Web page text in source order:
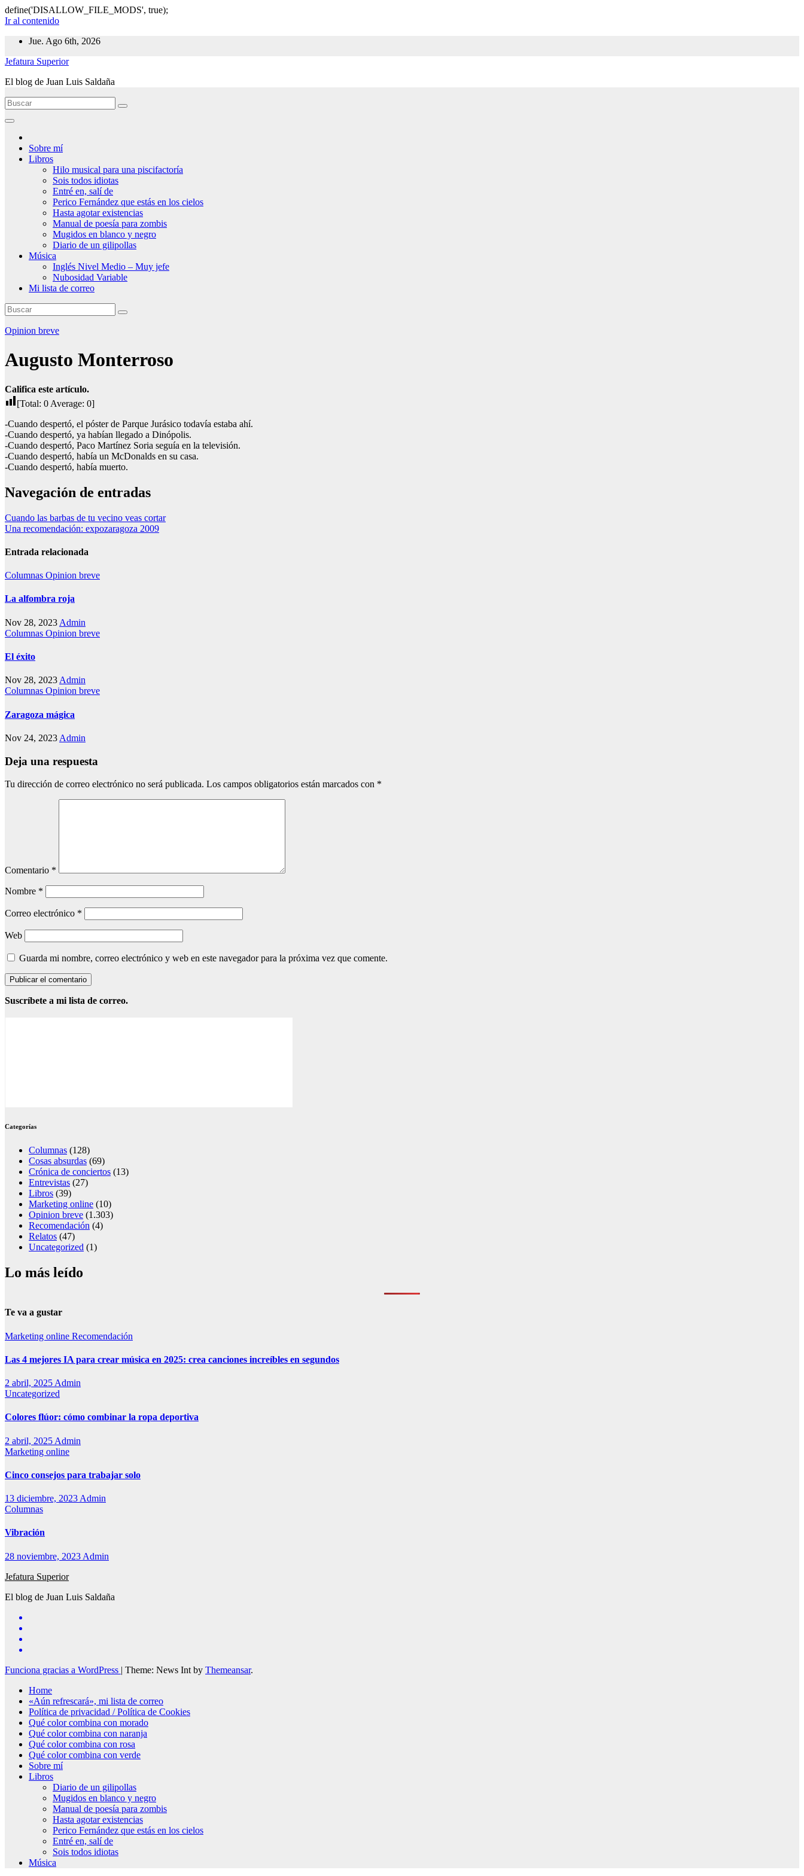
define('DISALLOW_FILE_MODS', true);
Ir al contenido
Jue. Ago 6th, 2026
Jefatura Superior
El blog de Juan Luis Saldaña
Sobre mí
Libros
Hilo musical para una piscifactoría
Sois todos idiotas
Entré en, salí de
Perico Fernández que estás en los cielos
Hasta agotar existencias
Manual de poesía para zombis
Mugidos en blanco y negro
Diario de un gilipollas
Música
Inglés Nivel Medio – Muy jefe
Nubosidad Variable
Mi lista de correo
Opinion breve
Augusto Monterroso
Califica este artículo.
[Total: 0 Average: 0]
-Cuando despertó, el póster de Parque Jurásico todavía estaba ahí.
-Cuando despertó, ya habían llegado a Dinópolis.
-Cuando despertó, Paco Martínez Soria seguía en la televisión.
-Cuando despertó, había un McDonalds en su casa.
-Cuando despertó, había muerto.
Navegación de entradas
Cuando las barbas de tu vecino veas cortar
Una recomendación: expozaragoza 2009
Entrada relacionada
Columnas Opinion breve
La alfombra roja
Nov 28, 2023 Admin
Columnas Opinion breve
El éxito
Nov 28, 2023 Admin
Columnas Opinion breve
Zaragoza mágica
Nov 24, 2023 Admin
Deja una respuesta
Tu dirección de correo electrónico no será publicada. Los campos obligatorios están marcados con *
Comentario *
Nombre *
Correo electrónico *
Web
Guarda mi nombre, correo electrónico y web en este navegador para la próxima vez que comente.
Suscríbete a mi lista de correo.
Categorías
Columnas (128)
Cosas absurdas (69)
Crónica de conciertos (13)
Entrevistas (27)
Libros (39)
Marketing online (10)
Opinion breve (1.303)
Recomendación (4)
Relatos (47)
Uncategorized (1)
Lo más leído
Te va a gustar
Marketing online Recomendación
Las 4 mejores IA para crear música en 2025: crea canciones increíbles en segundos
2 abril, 2025 Admin
Uncategorized
Colores flúor: cómo combinar la ropa deportiva
2 abril, 2025 Admin
Marketing online
Cinco consejos para trabajar solo
13 diciembre, 2023 Admin
Columnas
Vibración
28 noviembre, 2023 Admin
Jefatura Superior
El blog de Juan Luis Saldaña
Funciona gracias a WordPress | Theme: News Int by Themeansar.
Home
«Aún refrescará», mi lista de correo
Política de privacidad / Política de Cookies
Qué color combina con morado
Qué color combina con naranja
Qué color combina con rosa
Qué color combina con verde
Sobre mí
Libros
Diario de un gilipollas
Mugidos en blanco y negro
Manual de poesía para zombis
Hasta agotar existencias
Perico Fernández que estás en los cielos
Entré en, salí de
Sois todos idiotas
Música